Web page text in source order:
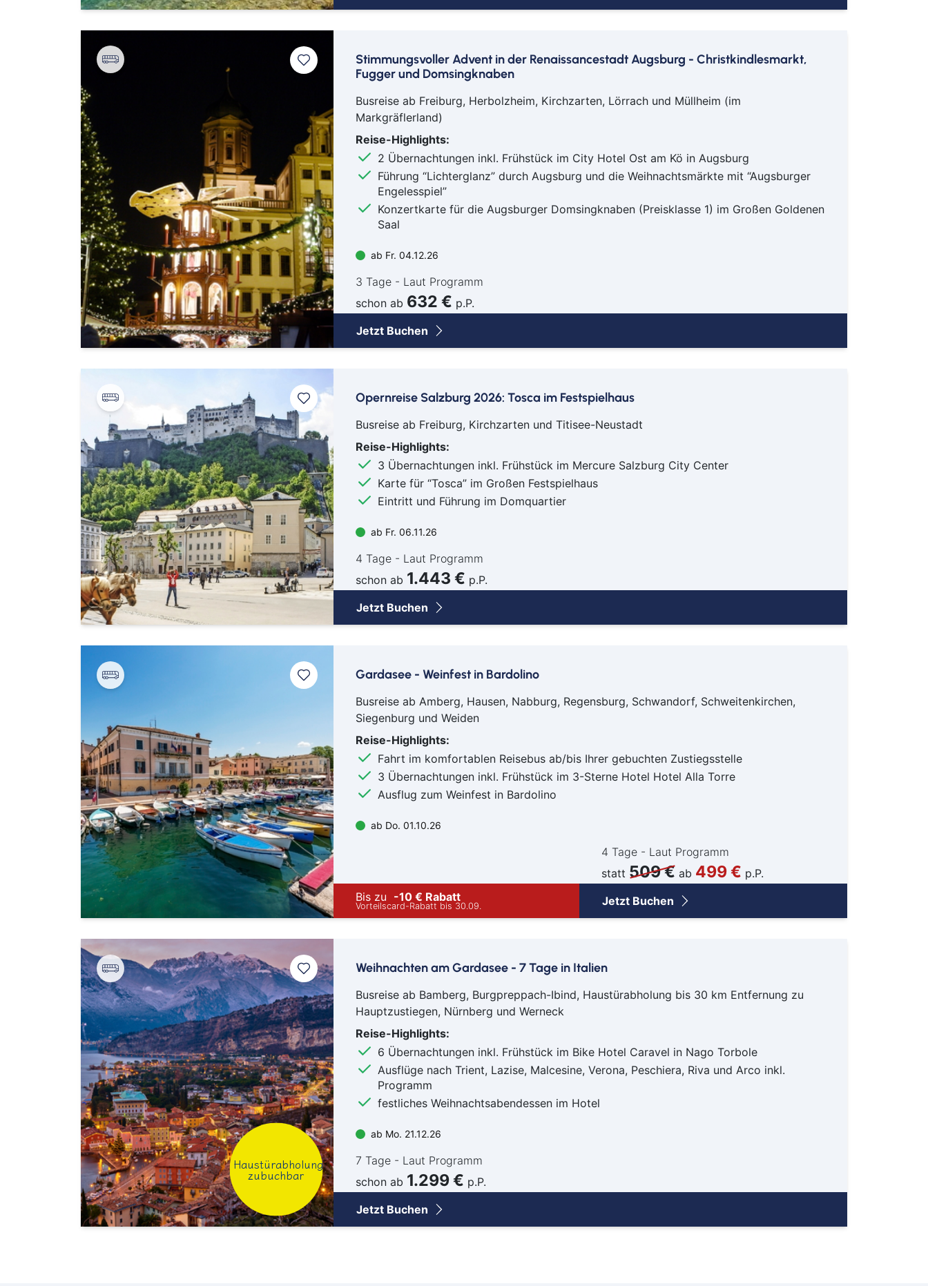
Schweitenkirchen
Siegenburg
Spremberg
Suhl
Trier
Wittlich
Flug
Ab Basel
Ab Nürnberg
Ab Zürich
Stimmungsvoller Advent in der Renaissancestadt Augsburg - Christkindlesmarkt,
Fugger und Domsingknaben
Busreise ab Freiburg, Herbolzheim, Kirchzarten, Lörrach und Müllheim (im
Markgräflerland)
Reise-Highlights:
2 Übernachtungen inkl. Frühstück im City Hotel Ost am Kö in Augsburg
Führung “Lichterglanz” durch Augsburg und die Weihnachtsmärkte mit “Augsburger
Engelesspiel”
Konzertkarte für die Augsburger Domsingknaben (Preisklasse 1) im Großen Goldenen
Saal
ab Fr. 04.12.26
3 Tage - Laut Programm
schon ab 632 € p.P.
Jetzt Buchen
Opernreise Salzburg 2026: Tosca im Festspielhaus
Busreise ab Freiburg, Kirchzarten und Titisee-Neustadt
Reise-Highlights:
3 Übernachtungen inkl. Frühstück im Mercure Salzburg City Center
Karte für “Tosca” im Großen Festspielhaus
Eintritt und Führung im Domquartier
ab Fr. 06.11.26
4 Tage - Laut Programm
schon ab 1.443 € p.P.
Jetzt Buchen
Gardasee - Weinfest in Bardolino
Busreise ab Amberg, Hausen, Nabburg, Regensburg, Schwandorf, Schweitenkirchen,
Siegenburg und Weiden
Reise-Highlights:
Fahrt im komfortablen Reisebus ab/bis Ihrer gebuchten Zustiegsstelle
3 Übernachtungen inkl. Frühstück im 3-Sterne Hotel Hotel Alla Torre
Ausflug zum Weinfest in Bardolino
ab Do. 01.10.26
Bis zu -10 € Rabatt
Vorteilscard-Rabatt bis 30.09.
4 Tage - Laut Programm
statt 509 € ab 499 € p.P.
Jetzt Buchen
Haustürabholung
zubuchbar
Weihnachten am Gardasee - 7 Tage in Italien
Busreise ab Bamberg, Burgpreppach-Ibind, Haustürabholung bis 30 km Entfernung zu
Hauptzustiegen, Nürnberg und Werneck
Reise-Highlights:
6 Übernachtungen inkl. Frühstück im Bike Hotel Caravel in Nago Torbole
Ausflüge nach Trient, Lazise, Malcesine, Verona, Peschiera, Riva und Arco inkl.
Programm
festliches Weihnachtsabendessen im Hotel
ab Mo. 21.12.26
7 Tage - Laut Programm
schon ab 1.299 € p.P.
Jetzt Buchen